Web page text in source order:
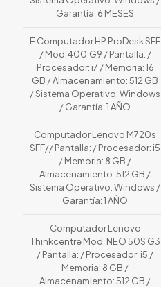
Garantía: 6 MESES
E Computador HP ProDesk SFF
/ Mod.400.G9 / Pantalla: /
Procesador: i7 / Memoria: 16
GB / Almacenamiento: 512 GB
/ Sistema Operativo: Windows
/ Garantía: 1 AÑO
Computador Lenovo M720s
SFF// Pantalla: / Procesador: i5
/ Memoria: 8 GB /
Almacenamiento: 512 GB /
Sistema Operativo: Windows /
Garantía: 1 AÑO
Computador Lenovo
Thinkcentre Mod. NEO 50S G3
/ Pantalla: / Procesador: i5 /
Memoria: 8 GB /
Almacenamiento: 512 GB /